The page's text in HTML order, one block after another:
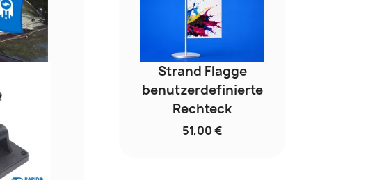
Strand Flagge
benutzerdefinierte
Rechteck
51,00 €